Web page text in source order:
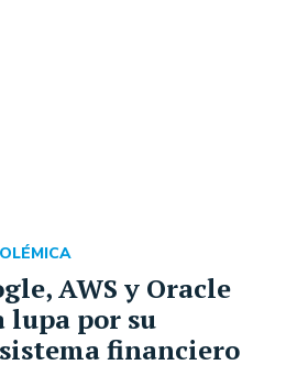
AWS y Oracle
lupa por su
financiero